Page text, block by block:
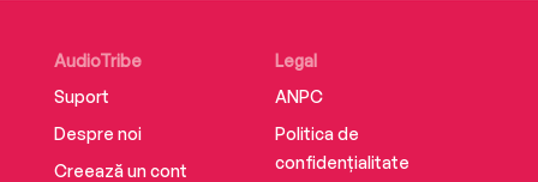
AudioTribe
Suport
Despre noi
Creează un cont
Legal
ANPC
Politica de
confidențialitate